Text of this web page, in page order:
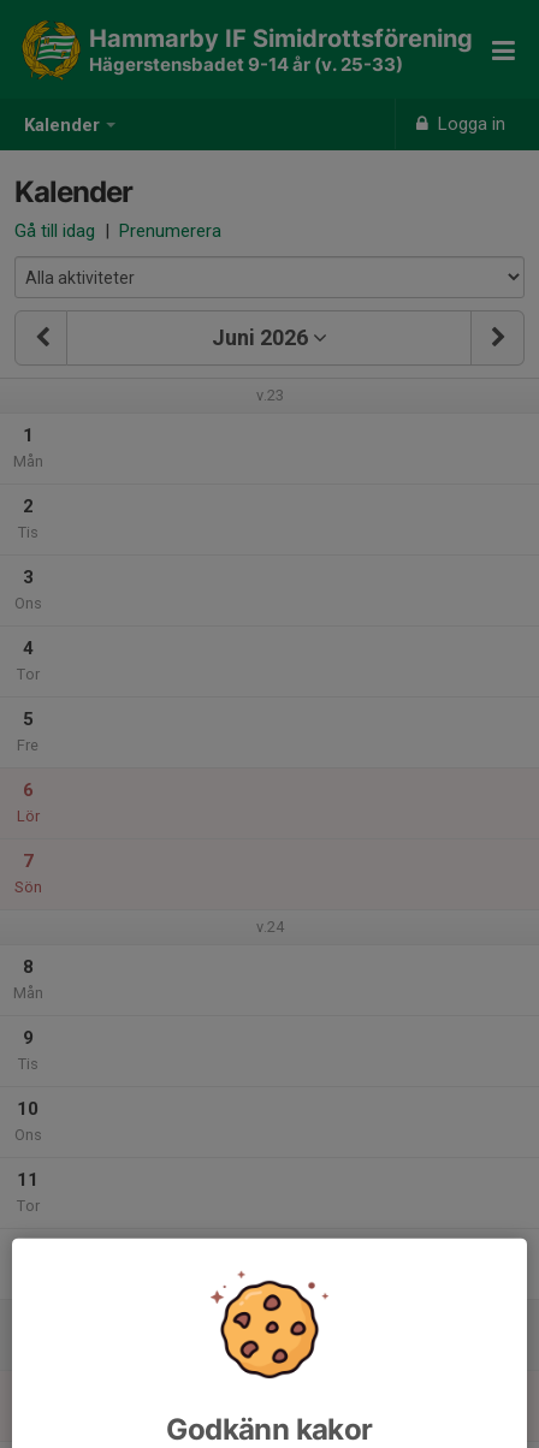
Kalender Logga in
Hammarby IF Simidrottsförening
Hägerstensbadet 9-14 år (v. 25-33)
Kalender
Gå till idag | Prenumerera
Juni 2026
v.23
1
Mån
2
Tis
3
Ons
4
Tor
5
Fre
6
Lör
7
Sön
v.24
8
Mån
9
Tis
10
Ons
11
Tor
Godkänn kakor